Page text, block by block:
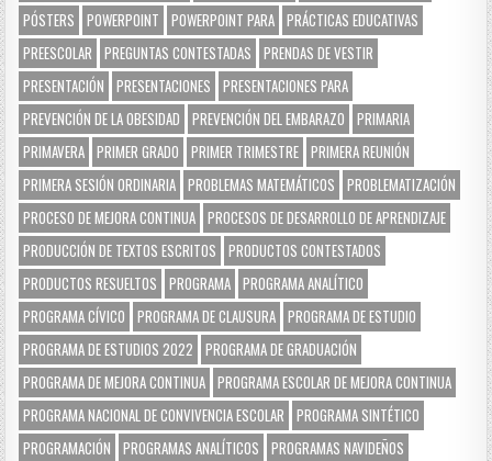
PÓSTERS
POWERPOINT POWERPOINT PARA PRÁCTICAS EDUCATIVAS
PREESCOLAR
PREGUNTAS CONTESTADAS
PRENDAS DE VESTIR
PRESENTACIÓN
PRESENTACIONES
PRESENTACIONES PARA
PREVENCIÓN DE LA OBESIDAD
PREVENCIÓN DEL EMBARAZO
PRIMARIA
PRIMAVERA PRIMER GRADO PRIMER TRIMESTRE PRIMERA REUNIÓN
PRIMERA SESIÓN ORDINARIA PROBLEMAS MATEMÁTICOS
PROBLEMATIZACIÓN
PROCESO DE MEJORA CONTINUA PROCESOS DE DESARROLLO DE APRENDIZAJE
PRODUCCIÓN DE TEXTOS ESCRITOS
PRODUCTOS CONTESTADOS
PRODUCTOS RESUELTOS
PROGRAMA PROGRAMA ANALÍTICO
PROGRAMA CÍVICO
PROGRAMA DE CLAUSURA PROGRAMA DE ESTUDIO
PROGRAMA DE ESTUDIOS 2022
PROGRAMA DE GRADUACIÓN
PROGRAMA DE MEJORA CONTINUA PROGRAMA ESCOLAR DE MEJORA CONTINUA
PROGRAMA NACIONAL DE CONVIVENCIA ESCOLAR
PROGRAMA SINTÉTICO
PROGRAMACIÓN
PROGRAMAS ANALÍTICOS
PROGRAMAS NAVIDEÑOS